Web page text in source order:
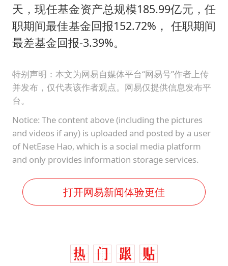
天，现任基金资产总规模185.99亿元，任
职期间最佳基金回报152.72%， 任职期间
最差基金回报-3.39%。
特别声明：本文为网易自媒体平台“网易号”作者上传
并发布，仅代表该作者观点。网易仅提供信息发布平
台。
Notice: The content above (including the pictures
and videos if any) is uploaded and posted by a user
of NetEase Hao, which is a social media platform
and only provides information storage services.
打开网易新闻体验更佳